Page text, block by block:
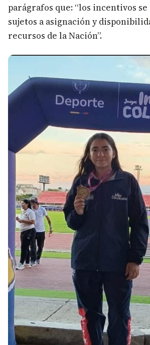
parágrafos que: “los incentivos
sujetos a asignación y
recursos de la Nación”.